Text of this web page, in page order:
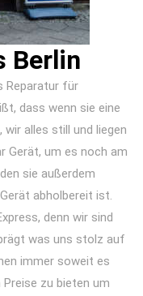
Berlin
Reparatur für
dass wenn sie eine
wir alles still und liegen
Gerät, um es noch am
sie außerdem
abholbereit ist.
denn wir sind
was uns stolz auf
immer soweit es
zu bieten um